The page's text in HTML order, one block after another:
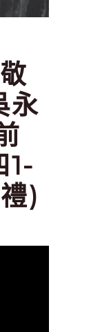
永
1-
)